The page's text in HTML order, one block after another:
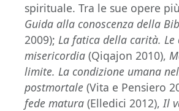
spirituale. Tra le sue opere
Guida alla conoscenza della
2009); La fatica della carità. Le
misericordia (Qiqajon 2010),
limite. La condizione umana
postmortale (Vita e Pensiero
fede matura (Elledici 2012),Il